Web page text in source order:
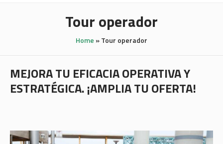
Tour operador
Home »Tour operador
MEJORA TU EFICACIA OPERATIVA Y
ESTRATÉGICA. ¡AMPLIA TU OFERTA!